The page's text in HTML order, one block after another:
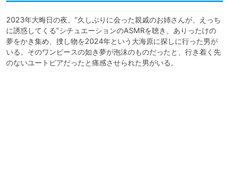
2023年大晦日の夜。”久しぶりに会った親戚のお姉さんが、えっち
に誘惑してくる”シチュエーションのASMRを聴き、ありったけの
夢をかき集め、捜し物を2024年という大海原に探しに行った男が
いる。そのワンピースの如き夢が泡沫のものだったと、行き着く先
のないユートピアだったと痛感させられた男がいる。